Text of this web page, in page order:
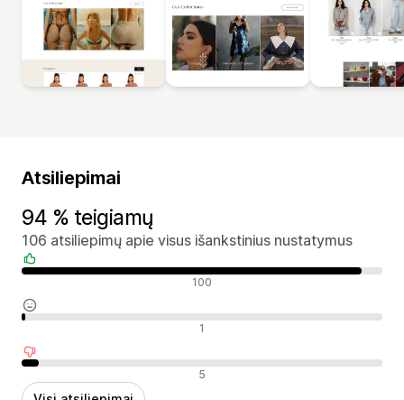
Atsiliepimai
94 % teigiamų
106 atsiliepimų apie visus išankstinius nustatymus
Teigiami atsiliepimai 100
Neutralūs atsiliepimai 1
Neigiami atsiliepimai 5